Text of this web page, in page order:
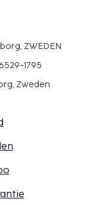
ZWEDEN
1795
Zweden